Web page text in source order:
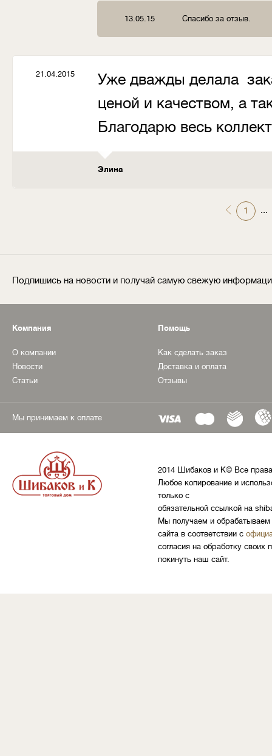
13.05.15 Спасибо за отзыв.
21.04.2015
Уже дважды делала
ценой и качеством, а
Благодарю весь
Элина
1 ...
Подпишись на новости и получай самую свежую
Компания
О компании
Новости
Статьи
Помощь
Как сделать заказ
Доставка и оплата
Отзывы
Мы принимаем к оплате
2014 Шибаков и К© Все
Любое копирование и
только с
обязательной ссылкой на
Мы получаем и обрабатываем
сайта в соответствии с
согласия на обработку
покинуть наш сайт.